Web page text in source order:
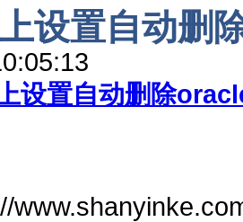
设置自动删
设置自动删除